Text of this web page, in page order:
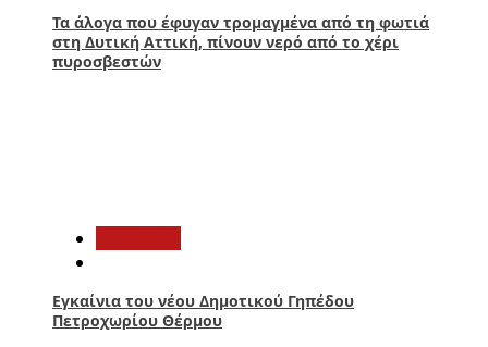
Τα άλογα που έφυγαν τρομαγμένα από τη φωτιά
στη Δυτική Αττική, πίνουν νερό από το χέρι
πυροσβεστών
Εγκαίνια του νέου Δημοτικού Γηπέδου
Πετροχωρίου Θέρμου